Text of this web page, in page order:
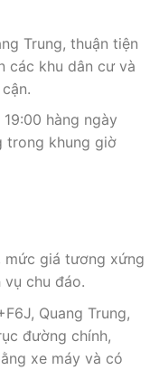
Trung, thuận tiện
các khu dân cư và
hàng ngày
trong khung giờ
giá tương xứng
chu đáo.
Quang Trung,
đường chính,
xe máy và có